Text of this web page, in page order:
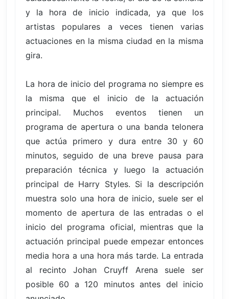
y la hora de inicio indicada, ya que los
artistas populares a veces tienen varias
actuaciones en la misma ciudad en la misma
gira.
La hora de inicio del programa no siempre es
la misma que el inicio de la actuación
principal. Muchos eventos tienen un
programa de apertura o una banda telonera
que actúa primero y dura entre 30 y 60
minutos, seguido de una breve pausa para
preparación técnica y luego la actuación
principal de Harry Styles. Si la descripción
muestra solo una hora de inicio, suele ser el
momento de apertura de las entradas o el
inicio del programa oficial, mientras que la
actuación principal puede empezar entonces
media hora a una hora más tarde. La entrada
al recinto Johan Cruyff Arena suele ser
posible 60 a 120 minutos antes del inicio